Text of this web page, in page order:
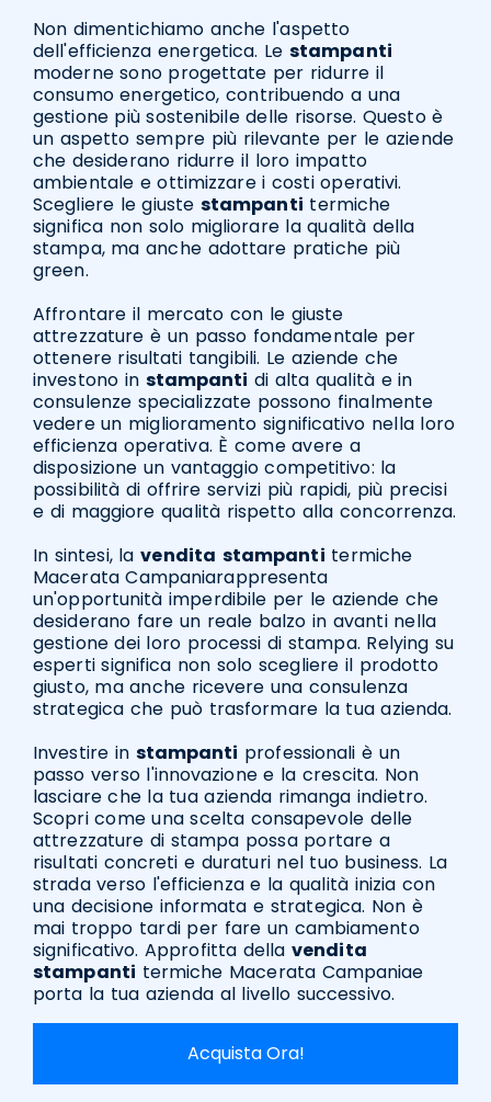
Non dimentichiamo anche l'aspetto
dell'efficienza energetica. Le stampanti
moderne sono progettate per ridurre il
consumo energetico, contribuendo a una
gestione più sostenibile delle risorse. Questo è
un aspetto sempre più rilevante per le aziende
che desiderano ridurre il loro impatto
ambientale e ottimizzare i costi operativi.
Scegliere le giuste stampanti termiche
significa non solo migliorare la qualità della
stampa, ma anche adottare pratiche più
green.
Affrontare il mercato con le giuste
attrezzature è un passo fondamentale per
ottenere risultati tangibili. Le aziende che
investono in stampanti di alta qualità e in
consulenze specializzate possono finalmente
vedere un miglioramento significativo nella loro
efficienza operativa. È come avere a
disposizione un vantaggio competitivo: la
possibilità di offrire servizi più rapidi, più precisi
e di maggiore qualità rispetto alla concorrenza.
In sintesi, lavendita stampanti termiche
Macerata Campaniarappresenta
un'opportunità imperdibile per le aziende che
desiderano fare un reale balzo in avanti nella
gestione dei loro processi di stampa. Relying su
esperti significa non solo scegliere il prodotto
giusto, ma anche ricevere una consulenza
strategica che può trasformare la tua azienda.
Investire in stampanti professionali è un
passo verso l'innovazione e la crescita. Non
lasciare che la tua azienda rimanga indietro.
Scopri come una scelta consapevole delle
attrezzature di stampa possa portare a
risultati concreti e duraturi nel tuo business. La
strada verso l'efficienza e la qualità inizia con
una decisione informata e strategica. Non è
mai troppo tardi per fare un cambiamento
significativo. Approfitta dellavendita
stampanti termiche Macerata Campaniae
porta la tua azienda al livello successivo.
Acquista Ora!